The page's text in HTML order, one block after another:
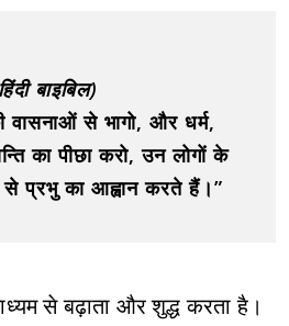
बाइबिल)
वासनाओं से भागो, और धर्म,
का पीछा करो, उन लोगों के
प्रभु का आह्वान करते हैं।”
से बढ़ाता और शुद्ध करता है।